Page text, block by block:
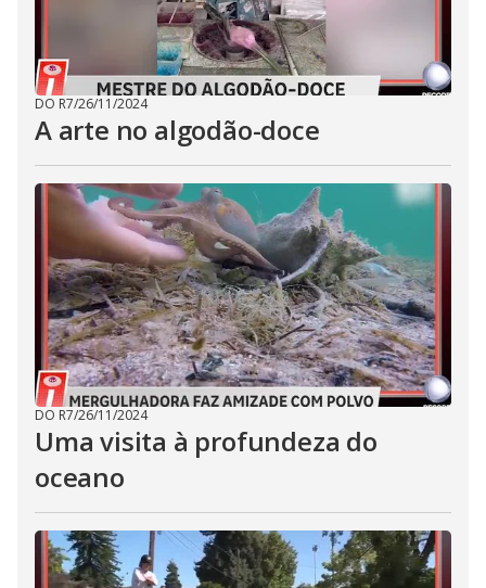
DO R7/26/11/2024
A arte no algodão-doce
DO R7/26/11/2024
Uma visita à profundeza do
oceano